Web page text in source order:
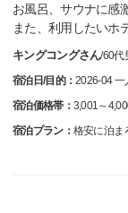
お風呂、サウナに感
また、利用したいホ
キングコングさん/60代
宿泊日/目的：2026-04 一
宿泊価格帯： 3,001～
宿泊プラン： 格安に泊ま